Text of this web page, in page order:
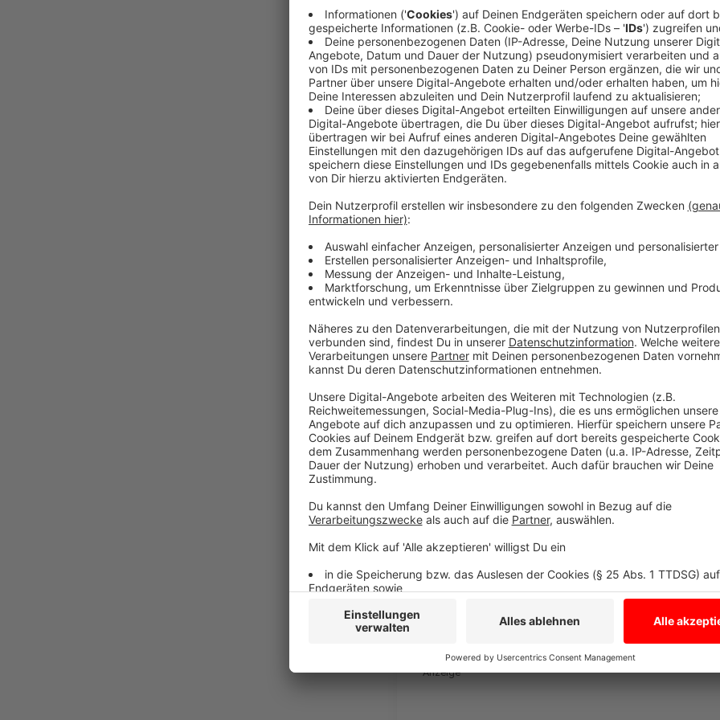
"Es fühlt sich toll an was wir erleben"
Anzeige
©BLONDInBootz
Anzeige
Auch während der Coronazeit hatten die Band-
zusammen aus der Ferne zu proben und an neuen
der Region mussten leider gecancelt werden aber
Diesen Schritt haben sie durch viel positives
gewagt und es fühlt sich gut an, sagt Christian.
Und so klingt BLONDInBootz.
Anzeige
"Die 20 größten Festivals spielen und im
Anzeige
Hier geht´s zur Facebook-Seite der Band.
Anzeige